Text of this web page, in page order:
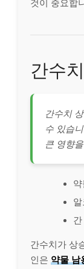
것이 중요합
간수
간수치
수 있습
큰 영향
간수치가 상
인은 약물 남